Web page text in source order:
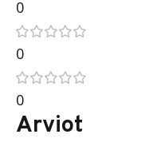
0
0
0
Arviot